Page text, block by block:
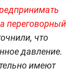
переговорный
что
давление.
имеют